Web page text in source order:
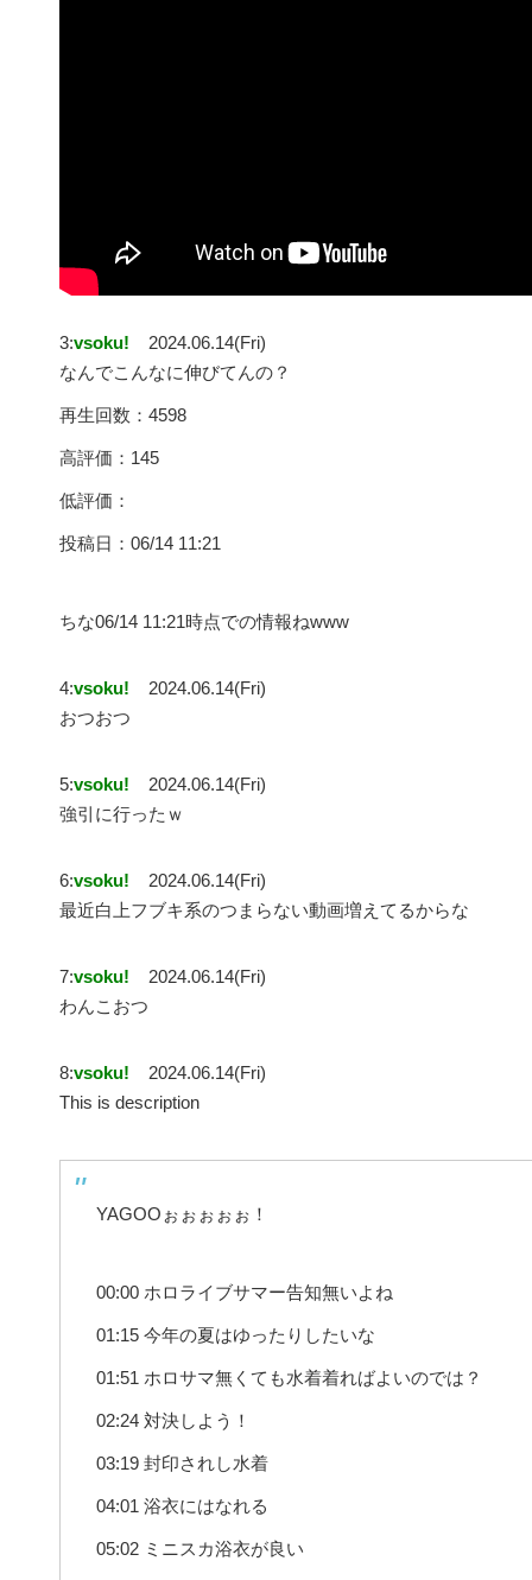
3:vsoku!
2024.06.14(Fri)
なんでこんなに伸びてんの？
再生回数：4598
高評価：145
低評価：
投稿日：06/14 11:21
ちな06/14 11:21時点での情報ねwww
4:vsoku!
2024.06.14(Fri)
おつおつ
5:vsoku!
2024.06.14(Fri)
強引に行ったｗ
6:vsoku!
2024.06.14(Fri)
最近白上フブキ系のつまらない動画増えてるからな
7:vsoku!
2024.06.14(Fri)
わんこおつ
8:vsoku!
2024.06.14(Fri)
This is description
YAGOOぉぉぉぉぉ！
00:00 ホロライブサマー告知無いよね
01:15 今年の夏はゆったりしたいな
01:51 ホロサマ無くても水着着ればよいのでは？
02:24 対決しよう！
03:19 封印されし水着
04:01 浴衣にはなれる
05:02 ミニスカ浴衣が良い